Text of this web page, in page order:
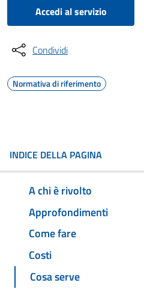
Accedi al servizio
Condividi
Normativa di riferimento
INDICE DELLA PAGINA
A chi è rivolto
Approfondimenti
Come fare
Costi
Cosa serve